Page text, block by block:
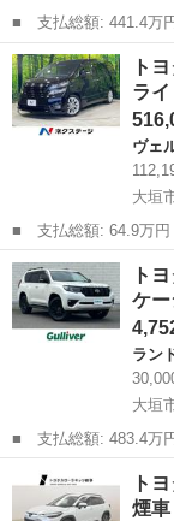
■ 支払総額: 441.4万円 ■ 車両本体価格： 4,260,000 円 ■ メーカ
ー名： トヨタ ■ 車
５Ｓ Ｃパッケージ
点検記録...
岐阜 大垣市
ト
ラ
ヴェ
大垣
■ 支払総額: 64.9万円 ■ 車両本体価格： 516,000 円 ■ メーカー
名： トヨタ ■ 車種
４Ｚ 両側電動スラ
ラ 禁煙車 ...
岐阜 大垣市
ト
ケ
ラン
大垣
■ 支払総額: 483.4万円 ■ 車両本体価格： 4,752,000 円 ■ メーカ
ー名： トヨタ ■ 車
名： ＴＸ Ｌパッケ
ナー サ...
岐阜
ト
煙